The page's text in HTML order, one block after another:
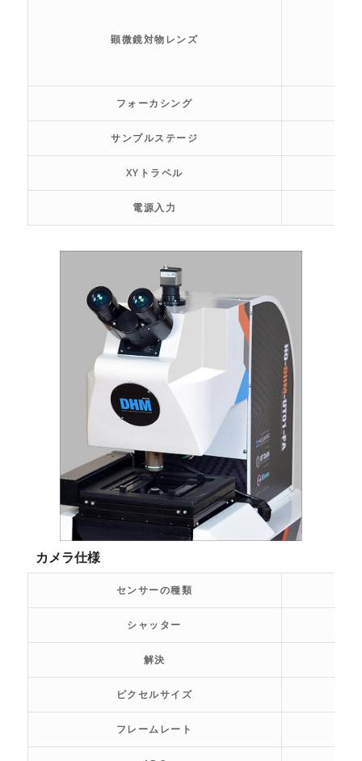
顕微鏡対物レンズ
フォーカシング
サンプルステージ
XYトラベル
電源入力
カメラ仕様
センサーの種類
シャッター
解決
ピクセルサイズ
フレームレート